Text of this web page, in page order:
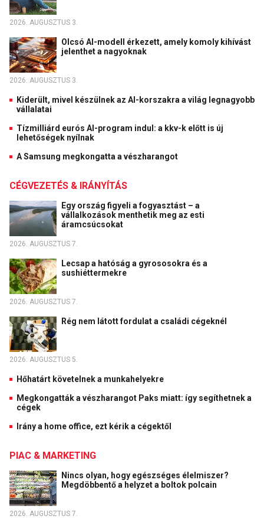
2026. AUGUSZTUS 3.
Olcsó AI-modell érkezett, amely komoly kihívást
jelenthet a nagyoknak
2026. AUGUSZTUS 3.
Kiderült, mivel készülnek az AI-korszakra a világ legnagyobb
vállalatai
Tízmilliárd eurós AI-program indul: a kkv-k előtt is új
lehetőségek nyílnak
A Samsung megkongatta a vészharangot
CÉGVEZETÉS & IRÁNYÍTÁS
Egy ország figyeli a fogyasztást – a
vállalkozások menthetik meg az esti
áramcsúcsokat
2026. AUGUSZTUS 7.
Lecsap a hatóság a gyrososokra és a
sushiéttermekre
2026. AUGUSZTUS 7.
Rég nem látott fordulat a családi cégeknél
2026. AUGUSZTUS 5.
Hőhatárt követelnek a munkahelyekre
Megkongatták a vészharangot Paks miatt: így segíthetnek a
cégek
Irány a home office, ezt kérik a cégektől
PIAC & MARKETING
Nincs olyan, hogy egészséges élelmiszer?
Megdöbbentő a helyzet a boltok polcain
2026. AUGUSZTUS 7.